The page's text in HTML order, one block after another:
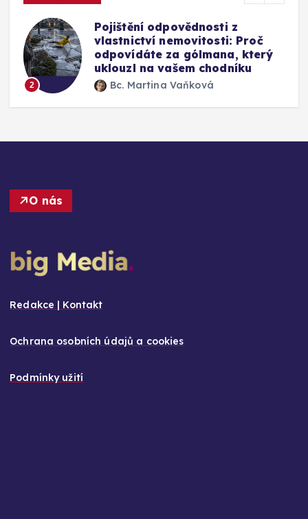
z
Proč
za gólmana, který
chodníku
Vaňková 3
Mýty o pojištění
Vyplatí se
okno a jak
výměny
O nás
Redakce | Kontakt
Ochrana osobních údajů a cookies
Podmínky užití